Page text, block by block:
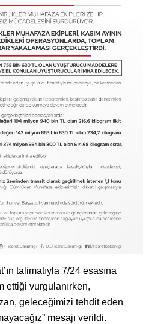
talimatıyla 7/24 esasına
ettiği vurgulanırken,
geleceğimizi tehdit eden
mesajı verildi.